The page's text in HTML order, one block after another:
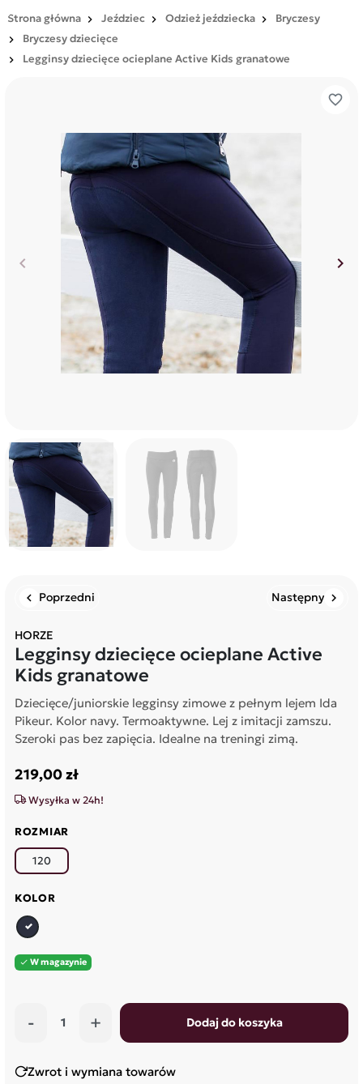
Strona główna Jeździec Odzież jeździecka
Bryczesy
Bryczesy dziecięce
Legginsy dziecięce ocieplane Active Kids granatowe
favorite_border
Poprzedni
keyboard_arrow_left keyboard_arrow_right
chevron_left Poprzedni Następny chevron_right
HORZE
Legginsy dziecięce ocieplane Active
Kids granatowe
Dziecięce/juniorskie legginsy zimowe z pełnym lejem Ida
Pikeur. Kolor navy. Termoaktywne. Lej z imitacji zamszu.
Szeroki pas bez zapięcia. Idealne na treningi zimą.
219,00 zł
Wysyłka w 24h!
ROZMIAR
120
KOLOR
granatowy
 W magazynie
- + Dodaj do koszyka
Zwrot i wymiana towarów